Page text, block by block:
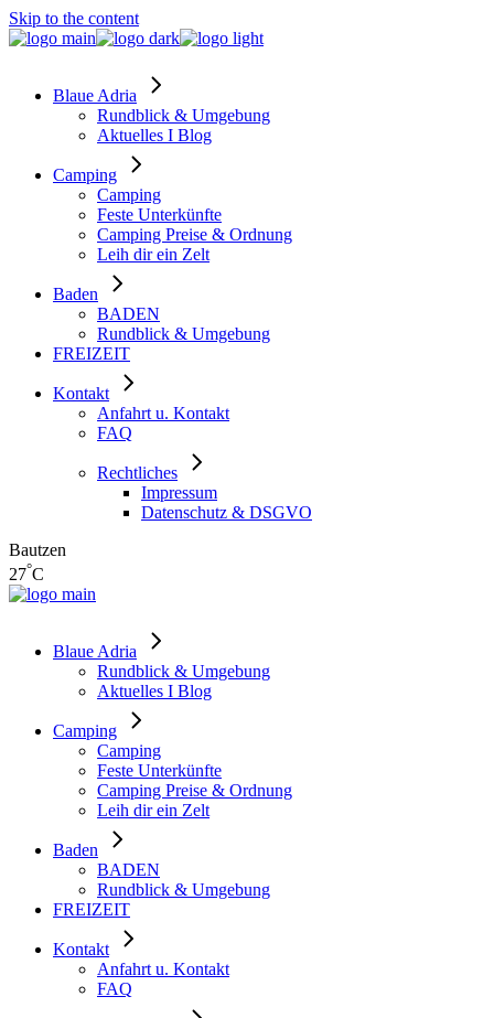
Skip to the content
Blaue Adria
Rundblick & Umgebung
Aktuelles I Blog
Camping
Camping
Feste Unterkünfte
Camping Preise & Ordnung
Leih dir ein Zelt
Baden
BADEN
Rundblick & Umgebung
FREIZEIT
Kontakt
Anfahrt u. Kontakt
FAQ
Rechtliches
Impressum
Datenschutz & DSGVO
Bautzen
27°C
Blaue Adria
Rundblick & Umgebung
Aktuelles I Blog
Camping
Camping
Feste Unterkünfte
Camping Preise & Ordnung
Leih dir ein Zelt
Baden
BADEN
Rundblick & Umgebung
FREIZEIT
Kontakt
Anfahrt u. Kontakt
FAQ